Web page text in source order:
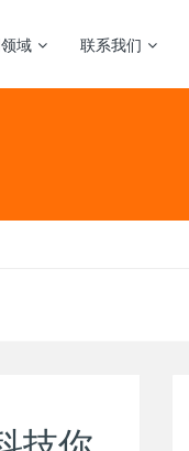
域 联系我们